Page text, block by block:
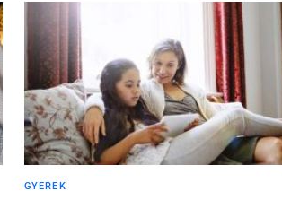
GYEREK